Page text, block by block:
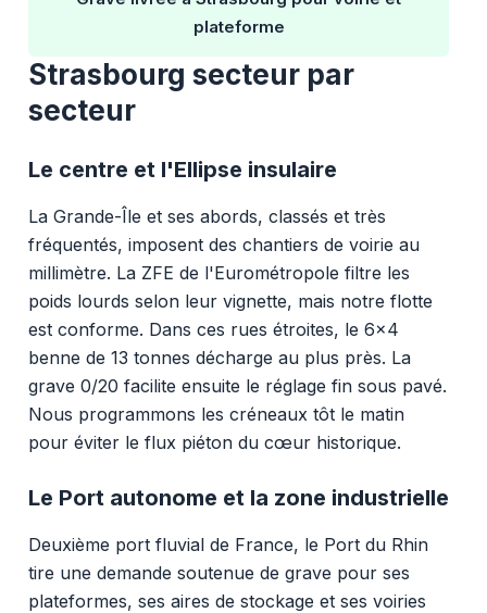
plateforme
Strasbourg secteur par
secteur
Le centre et l'Ellipse insulaire
La Grande-Île et ses abords, classés et très
fréquentés, imposent des chantiers de voirie au
millimètre. La ZFE de l'Eurométropole filtre les
poids lourds selon leur vignette, mais notre flotte
est conforme. Dans ces rues étroites, le 6x4
benne de 13 tonnes décharge au plus près. La
grave 0/20 facilite ensuite le réglage fin sous pavé.
Nous programmons les créneaux tôt le matin
pour éviter le flux piéton du cœur historique.
Le Port autonome et la zone industrielle
Deuxième port fluvial de France, le Port du Rhin
tire une demande soutenue de grave pour ses
plateformes, ses aires de stockage et ses voiries